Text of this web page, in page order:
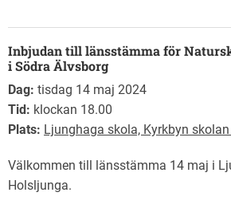
Inbjudan till länsstämma för
i Södra Älvsborg
Dag: tisdag 14 maj 2024
Tid: klockan 18.00
Plats: Ljunghaga skola, Kyrkbyn
Välkommen till länsstämma 14 maj i
Holsljunga.